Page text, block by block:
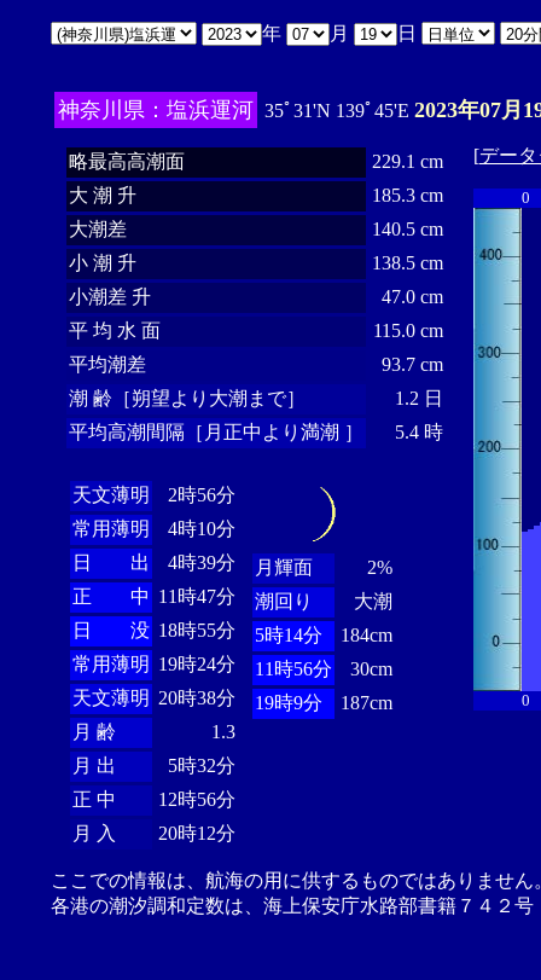
年 月 日
神奈川県：塩浜運河 35ﾟ31'N 139ﾟ45'E 2023年07月
略最高高潮面
229.1 cm
大 潮 升
185.3 cm
大潮差
140.5 cm
小 潮 升
138.5 cm
小潮差 升
47.0 cm
平 均 水 面
115.0 cm
平均潮差
93.7 cm
潮 齢［朔望より大潮まで］
1.2 日
平均高潮間隔［月正中より満潮 ］
5.4 時
天文薄明
2時56分
常用薄明
4時10分
日 出
4時39分
正 中 11時47分
日 没 18時55分
常用薄明 19時24分
天文薄明 20時38分
月 齢
1.3
月 出
5時32分
正 中
12時56分
月 入
20時12分
月輝面
2%
潮回り
大潮
5時14分
184cm
11時56分
30cm
19時9分
187cm
[デー
0
0
ここでの情報は、航海の用に供するものではありませ
各港の潮汐調和定数は、海上保安庁水路部書籍７４２